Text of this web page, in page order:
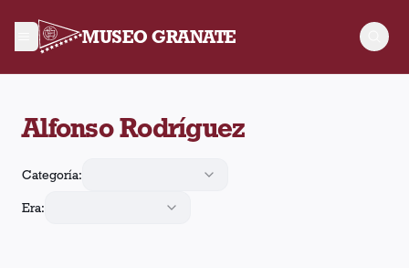
MUSEO GRANATE
Alfonso Rodríguez
Categoría:
Era: